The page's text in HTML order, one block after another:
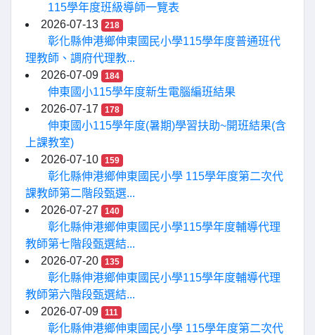
115學年度班級導師一覽表
2026-07-13
218
彰化縣伸港鄉伸東國民小學115學年度普通班代
理教師、調府代理教...
2026-07-09
184
伸東國小115學年度新生電腦編班結果
2026-07-17
178
伸東國小115學年度(暑期)學習扶助~開班結果(含
上課教室)
2026-07-10
159
彰化縣伸港鄉伸東國民小學 115學年度第二次代
課教師第二階段甄選...
2026-07-27
140
彰化縣伸港鄉伸東國民小學115學年度輔導代理
教師第七階段甄選結...
2026-07-20
135
彰化縣伸港鄉伸東國民小學115學年度輔導代理
教師第六階段甄選結...
2026-07-09
111
彰化縣伸港鄉伸東國民小學 115學年度第二次代